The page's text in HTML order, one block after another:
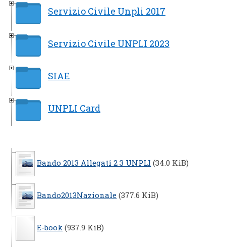
Servizio Civile Unpli 2017
Servizio Civile UNPLI 2023
SIAE
UNPLI Card
Bando 2013 Allegati 2 3 UNPLI (34.0 KiB)
Bando2013Nazionale (377.6 KiB)
E-book (937.9 KiB)